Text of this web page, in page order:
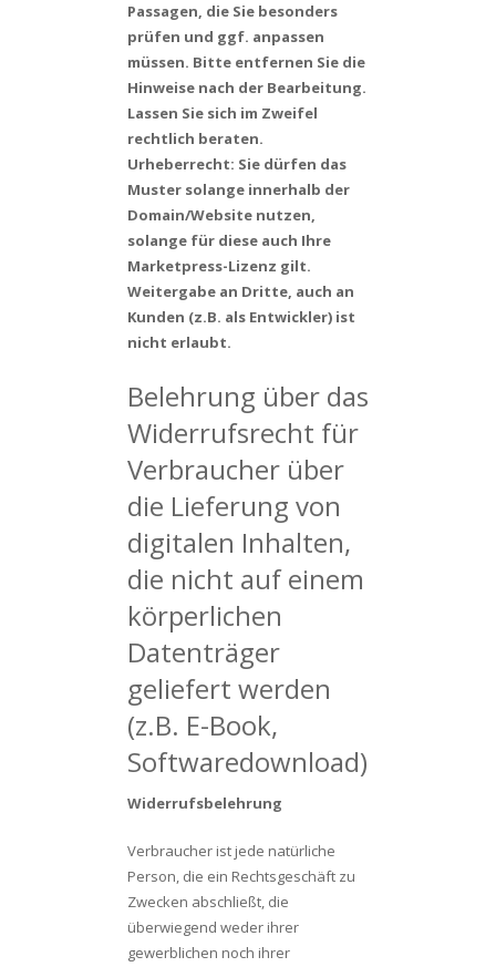
Passagen, die Sie besonders
prüfen und ggf. anpassen
müssen. Bitte entfernen Sie die
Hinweise nach der Bearbeitung.
Lassen Sie sich im Zweifel
rechtlich beraten.
Urheberrecht: Sie dürfen das
Muster solange innerhalb der
Domain/Website nutzen,
solange für diese auch Ihre
Marketpress-Lizenz gilt.
Weitergabe an Dritte, auch an
Kunden (z.B. als Entwickler) ist
nicht erlaubt.
Belehrung über das
Widerrufsrecht für
Verbraucher über
die Lieferung von
digitalen Inhalten,
die nicht auf einem
körperlichen
Datenträger
geliefert werden
(z.B. E-Book,
Softwaredownload)
Widerrufsbelehrung
Verbraucher ist jede natürliche
Person, die ein Rechtsgeschäft zu
Zwecken abschließt, die
überwiegend weder ihrer
gewerblichen noch ihrer